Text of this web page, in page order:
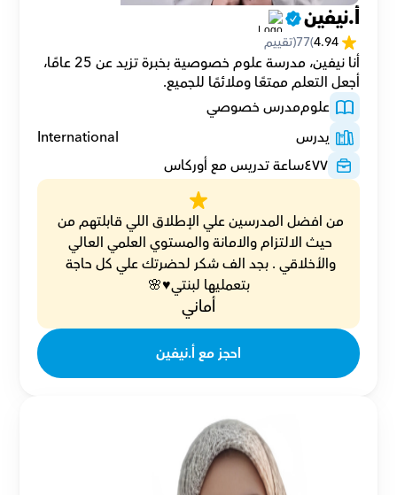
أ.نيفين
4.94
(
77(تقييم
أجعل التعلم ممتعًا وملائمًا للجميع.
علوممدرس خصوصي
يدرس
International
٤٧٧ساعة تدريس مع أوركاس
بتعمليها لبنتي♥️🌸
أماني
احجز مع أ.نيفين